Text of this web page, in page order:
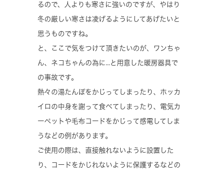
るので、人よりも寒さに強いのですが、やはり
冬の厳しい寒さは凌げるようにしてあげたいと
思うものですね。
と、ここで気をつけて頂きたいのが、ワンちゃ
ん、ネコちゃんの為に...と用意した暖房器具で
の事故です。
熱々の湯たんぽをかじってしまったり、ホッカ
イロの中身を謝って食べてしまったり、電気カ
ーペットや毛布コードをかじって感電してしま
うなどの例があります。
ご使用の際は、直接触れないように設置した
り、コードをかじれないように保護するなどの